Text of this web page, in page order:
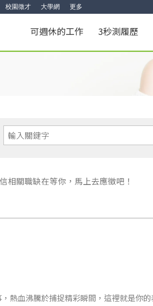
校園徵才 大學網 更多
可週休的工作 3秒測履歷
相關職缺在等你，馬上去應徵吧！